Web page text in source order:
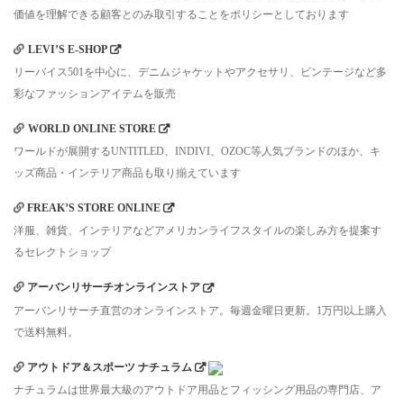
価値を理解できる顧客とのみ取引することをポリシーとしております
LEVI’S E-SHOP
リーバイス501を中心に、デニムジャケットやアクセサリ、ビンテージなど多
彩なファッションアイテムを販売
WORLD ONLINE STORE
ワールドが展開するUNTITLED、INDIVI、OZOC等人気ブランドのほか、キ
ッズ商品・インテリア商品も取り揃えています
FREAK’S STORE ONLINE
洋服、雑貨、インテリアなどアメリカンライフスタイルの楽しみ方を提案す
るセレクトショップ
アーバンリサーチオンラインストア
アーバンリサーチ直営のオンラインストア。毎週金曜日更新。1万円以上購入
で送料無料。
アウトドア＆スポーツ ナチュラム
ナチュラムは世界最大級のアウトドア用品とフィッシング用品の専門店、ア